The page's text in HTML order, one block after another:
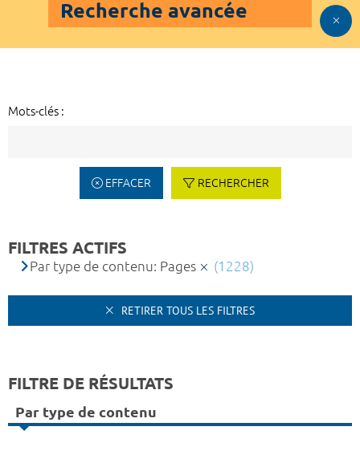
Recherche avancée
Mots-clés :
EFFACER RECHERCHER
FILTRES ACTIFS
Par type de contenu: Pages (1228)
RETIRER TOUS LES FILTRES
FILTRE DE RÉSULTATS
Par type de contenu